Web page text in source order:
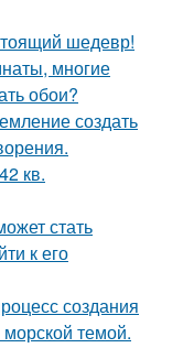
шедевр!
многие
обои?
создать
кв.
стать
к его
создания
темой.